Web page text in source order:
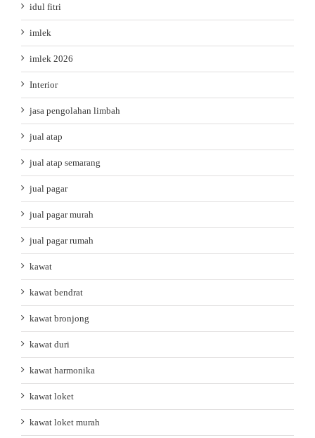
idul fitri
imlek
imlek 2026
Interior
jasa pengolahan limbah
jual atap
jual atap semarang
jual pagar
jual pagar murah
jual pagar rumah
kawat
kawat bendrat
kawat bronjong
kawat duri
kawat harmonika
kawat loket
kawat loket murah